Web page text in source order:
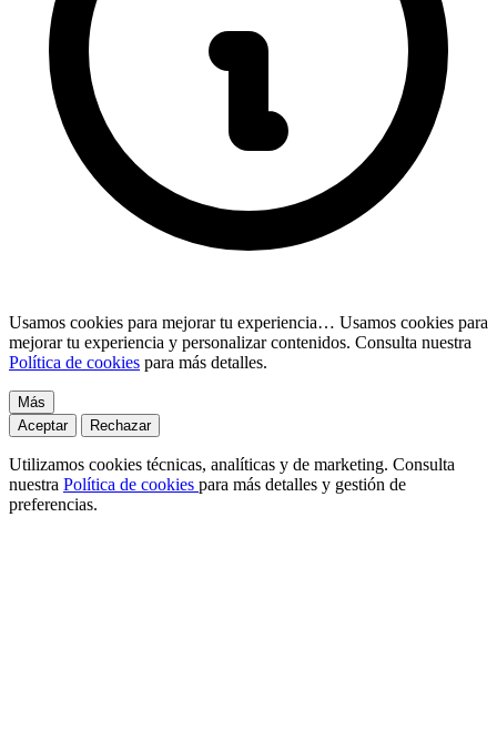
Usamos cookies para mejorar tu experiencia… Usamos cookies para
mejorar tu experiencia y personalizar contenidos. Consulta nuestra
Política de cookies para más detalles.
Más
Aceptar
Rechazar
Utilizamos cookies técnicas, analíticas y de marketing. Consulta
nuestra Política de cookies para más detalles y gestión de
preferencias.